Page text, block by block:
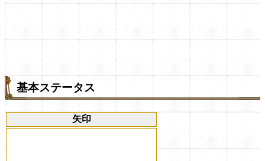
基本ステータス
矢印